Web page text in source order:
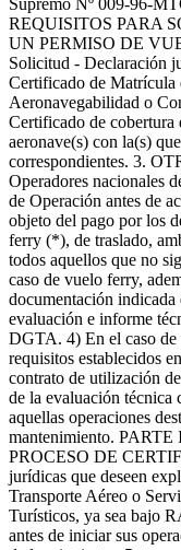
Supremo Nº 009-96-
REQUISITOS PARA
UN PERMISO DE
Solicitud - Declaración
Certificado de Matrícula
Aeronavegabilidad o
Certificado de cobertura
aeronave(s) con la(s)
correspondientes. 3.
Operadores nacionales
de Operación antes de
objeto del pago por los
ferry (*), de traslado,
todos aquellos que no
caso de vuelo ferry,
documentación indicada
evaluación e informe
DGTA. 4) En el caso de
requisitos establecidos
contrato de utilización
de la evaluación
aquellas operaciones
mantenimiento.
PROCESO DE
jurídicas que deseen
Transporte Aéreo o
Turísticos, ya sea bajo
antes de iniciar sus